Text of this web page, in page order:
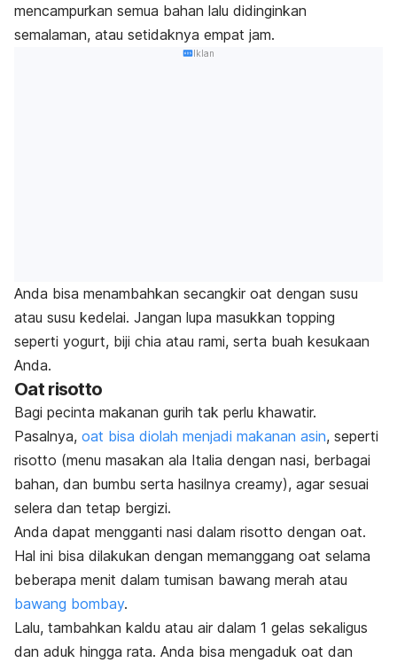
mencampurkan semua bahan lalu didinginkan
semalaman, atau setidaknya empat jam.
Iklan
Anda bisa menambahkan secangkir oat dengan susu
atau susu kedelai. Jangan lupa masukkan topping
seperti yogurt, biji chia atau rami, serta buah kesukaan
Anda.
Oat risotto
Bagi pecinta makanan gurih tak perlu khawatir.
Pasalnya, oat bisa diolah menjadi makanan asin, seperti
risotto (menu masakan ala Italia dengan nasi, berbagai
bahan, dan bumbu serta hasilnya creamy), agar sesuai
selera dan tetap bergizi.
Anda dapat mengganti nasi dalam risotto dengan oat.
Hal ini bisa dilakukan dengan memanggang oat selama
beberapa menit dalam tumisan bawang merah atau
bawang bombay.
Lalu, tambahkan kaldu atau air dalam 1 gelas sekaligus
dan aduk hingga rata. Anda bisa mengaduk oat dan